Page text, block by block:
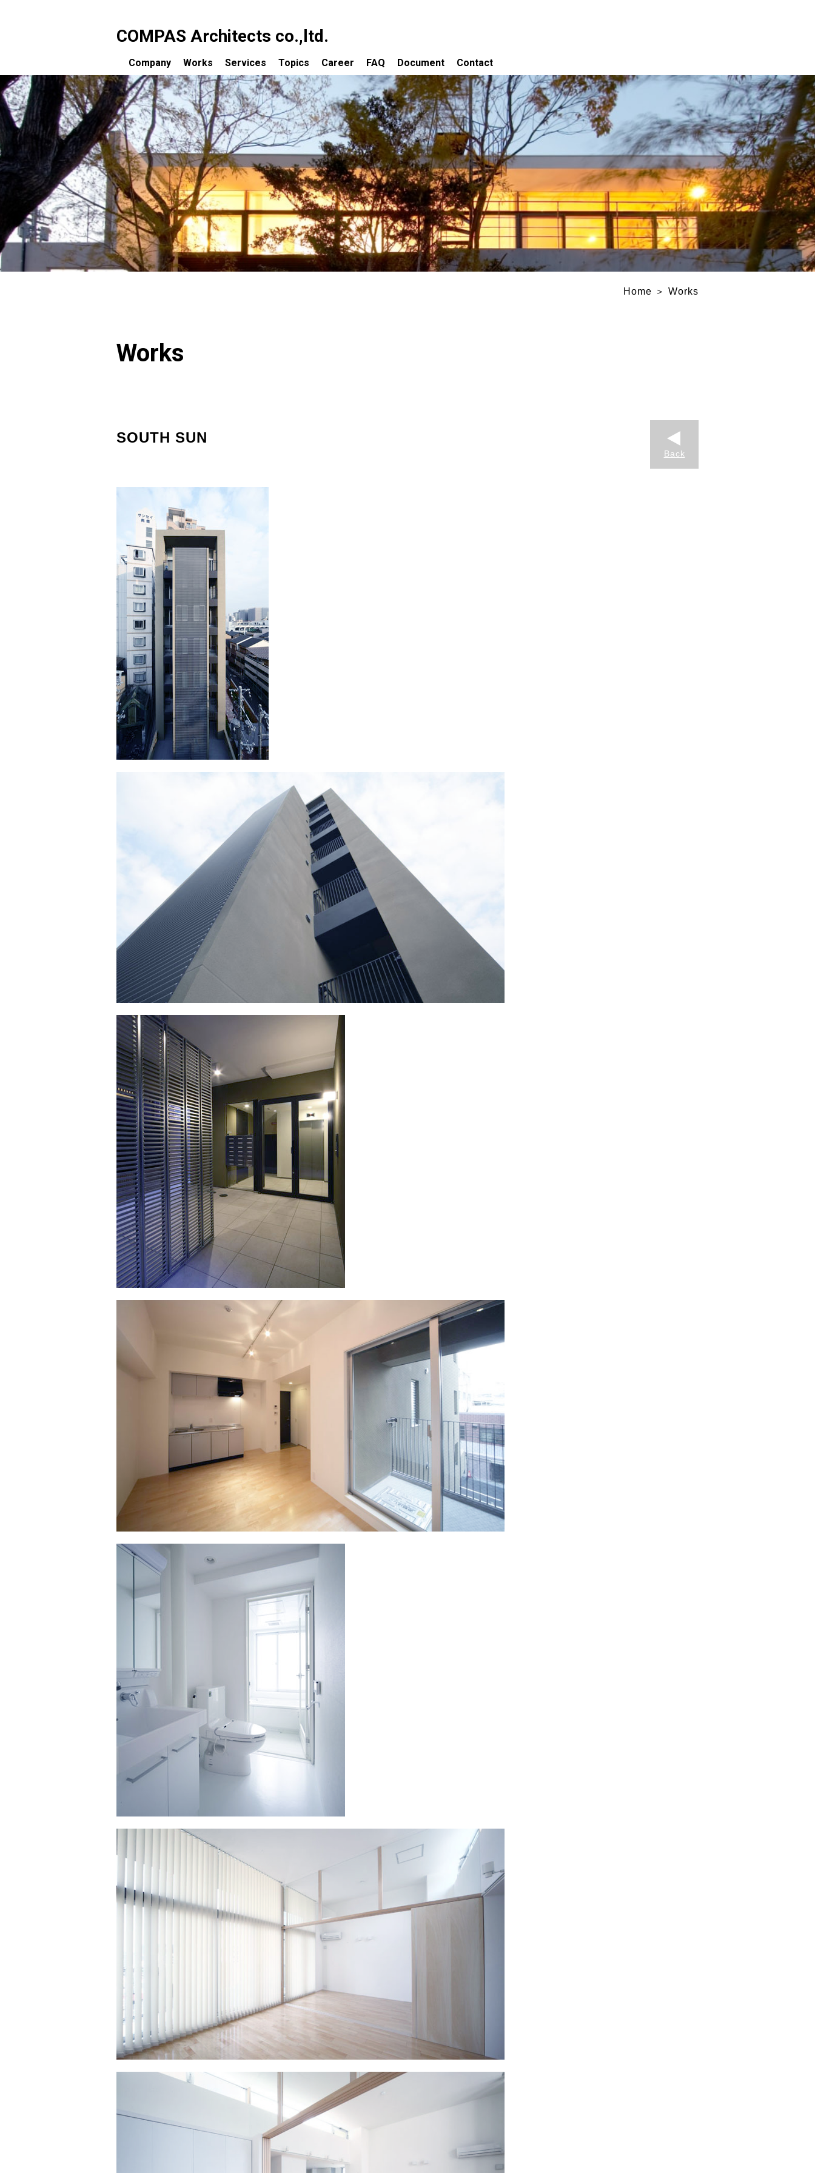
COMPAS Architects co.,ltd.
Company
コンパス建築工房について
受賞歴
メディア掲載一覧
Works Services
設計のご依頼について
完成までの流れ
設計料について
コンサルティング業務
お客様の声
セミナー講演会・講師／審査員
Topics
Topics 一覧
大改造!! 劇的ビフォーアフター出演物件
資産価値を取り戻すための大規模改修
子どもたちの豊かな感受性を育成する
保育環境をつくる
建築家が賃貸経営を考える
建築事務所によるホステル設計・運営
Career FAQ Document Contact
Home Works
Works
SOUTH SUN
Back